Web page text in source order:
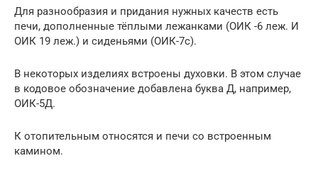
Для разнообразия и придания нужных качеств есть
печи, дополненные тёплыми лежанками (ОИК -6 леж. И
ОИК 19 леж.) и сиденьями (ОИК-7с).
В некоторых изделиях встроены духовки. В этом случае
в кодовое обозначение добавлена буква Д, например,
ОИК-5Д.
К отопительным относятся и печи со встроенным
камином.